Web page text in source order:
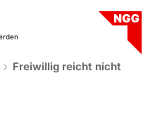
Freiwillig reicht nicht